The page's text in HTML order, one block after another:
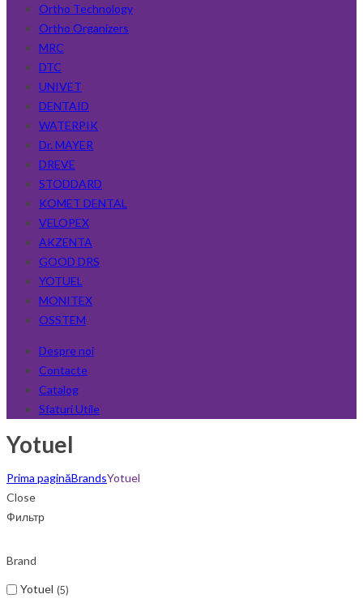
Ortho Technology
Ortho Organizers
MRC
DTC
UNIVET
DENTAID
WATERPIK
Dr. MAYER
DREVE
STODDARD
KOMET DENTAL
VELOPEX
AKZENTA
GOOD DRS
YOTUEL
MONITEX
OSSTEM
Despre noi
Contacte
Catalog
Sfaturi Utile
Yotuel
Prima paginăBrandsYotuel
Close
Фильтр
Brand
Yotuel 5